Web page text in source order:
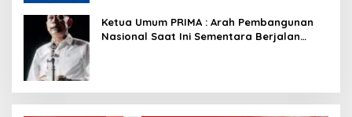
Ketua Umum PRIMA : Arah Pembangunan
Nasional Saat Ini Sementara Berjalan